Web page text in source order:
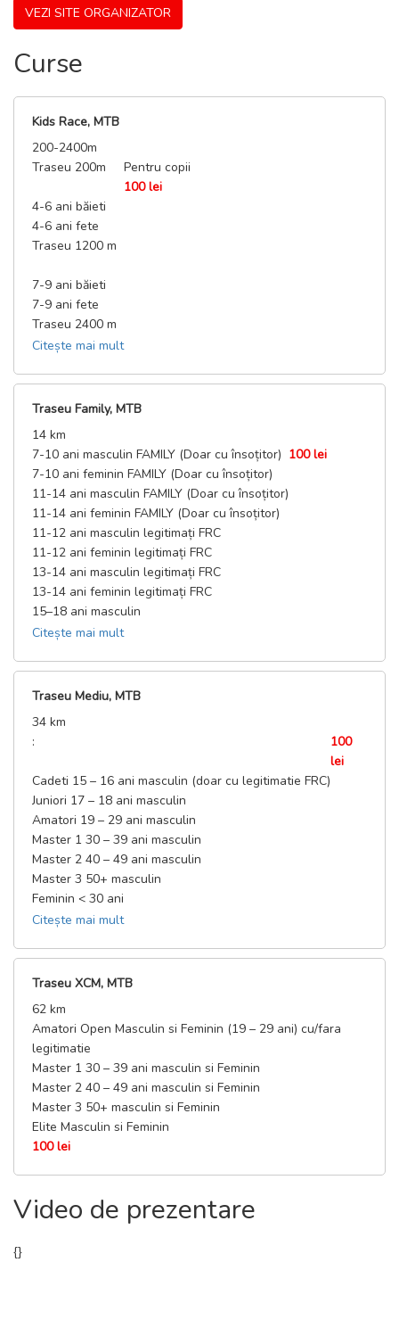
VEZI SITE ORGANIZATOR
Curse
Kids Race, MTB
200-2400m
Traseu 200m
4-6 ani băieti
4-6 ani fete
Traseu 1200 m
7-9 ani băieti
7-9 ani fete
Traseu 2400 m
10-13 ani fete
Citește mai mult
Pentru copii
100 lei
Traseu Family, MTB
14 km
7-10 ani masculin FAMILY (Doar cu însoțitor)
7-10 ani feminin FAMILY (Doar cu însoțitor)
11-14 ani masculin FAMILY (Doar cu însoțitor)
11-14 ani feminin FAMILY (Doar cu însoțitor)
11-12 ani masculin legitimați FRC
11-12 ani feminin legitimați FRC
13-14 ani masculin legitimați FRC
13-14 ani feminin legitimați FRC
15–18 ani masculin
15–18 ani feminin
19 + feminin
Master 1 30 – 39 ani masculin
Master 3 50+ masculin
Citește mai mult
100 lei
Traseu Mediu, MTB
34 km
:
Cadeti 15 – 16 ani masculin (doar cu legitimatie FRC)
Juniori 17 – 18 ani masculin
Amatori 19 – 29 ani masculin
Master 1 30 – 39 ani masculin
Master 2 40 – 49 ani masculin
Master 3 50+ masculin
Feminin < 30 ani
Feminin > 30 ani
Citește mai mult
100
lei
Traseu XCM, MTB
62 km
Amatori Open Masculin si Feminin (19 – 29 ani) cu/fara
legitimatie
Master 1 30 – 39 ani masculin si Feminin
Master 2 40 – 49 ani masculin si Feminin
Master 3 50+ masculin si Feminin
Elite Masculin si Feminin
100 lei
Video de prezentare
{}